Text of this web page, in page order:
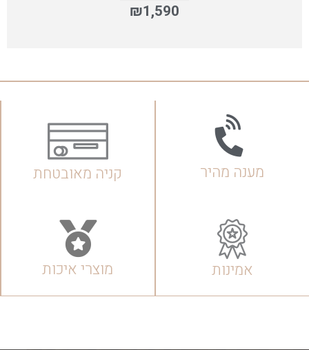
₪1,590
מענה מהיר קניה מאובטחת
אמינות מוצרי איכות